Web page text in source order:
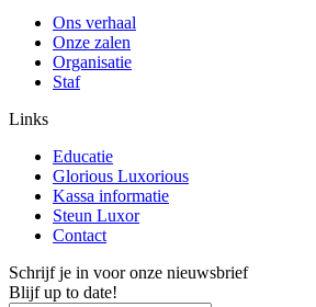
Ons verhaal
Onze zalen
Organisatie
Staf
Links
Educatie
Glorious Luxorious
Kassa informatie
Steun Luxor
Contact
Schrijf je in voor onze nieuwsbrief
Blijf up to date!